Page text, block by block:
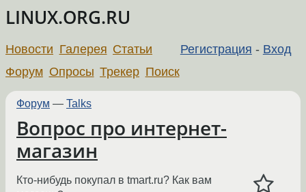
LINUX.ORG.RU
Регистрация - Вход
Новости Галерея Статьи
Форум Опросы Трекер Поиск
Форум — Talks
Вопрос про интернет-
магазин
Кто-нибудь покупал в tmart.ru? Как вам